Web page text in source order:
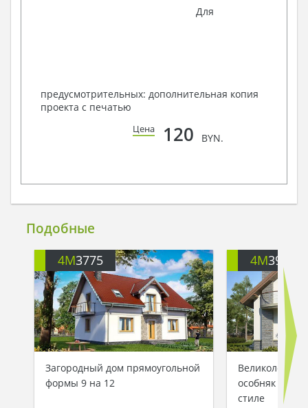
Для
предусмотрительных: дополнительная копия
проекта с печатью
Цена 120 BYN.
Подобные
4M3775
Загородный дом прямоугольной
формы 9 на 12
4M391
особняк в
стиле